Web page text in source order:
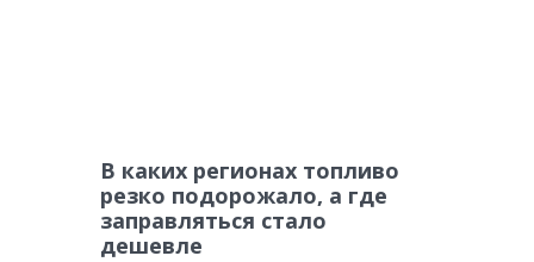
В каких регионах топливо
резко подорожало, а где
заправляться стало
дешевле